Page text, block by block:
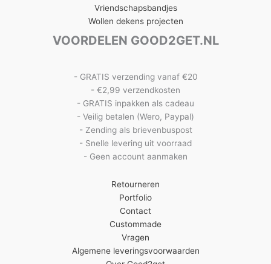
Vriendschapsbandjes
Wollen dekens projecten
VOORDELEN GOOD2GET.NL
- GRATIS verzending vanaf €20
- €2,99 verzendkosten
- GRATIS inpakken als cadeau
- Veilig betalen (Wero, Paypal)
- Zending als brievenbuspost
- Snelle levering uit voorraad
- Geen account aanmaken
Retourneren
Portfolio
Contact
Custommade
Vragen
Algemene leveringsvoorwaarden